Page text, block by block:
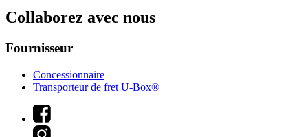
Collaborez avec nous
Fournisseur
Concessionnaire
Transporteur de fret U-Box®